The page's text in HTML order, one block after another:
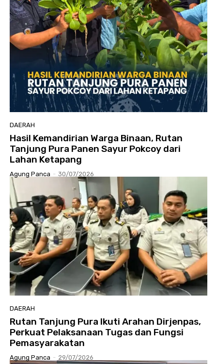
DAERAH
Hasil Kemandirian Warga Binaan, Rutan
Tanjung Pura Panen Sayur Pokcoy dari
Lahan Ketapang
Agung Panca - 30/07/2026
DAERAH
Rutan Tanjung Pura Ikuti Arahan Dirjenpas,
Perkuat Pelaksanaan Tugas dan Fungsi
Pemasyarakatan
Agung Panca - 29/07/2026